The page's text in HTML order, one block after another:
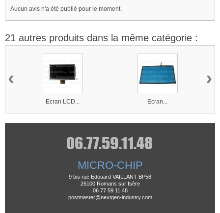
Aucun avis n'a été publié pour le moment.
21 autres produits dans la même catégorie :
Ecran LCD... Ecran...
‹ ›
MICRO-CHIP
9 bis rue Edouard VAILLANT BP58
26100 Romans sur Isère
06 77 59 11 48
postmaster@nextgen-industry.com